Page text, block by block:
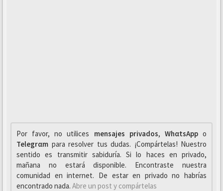
Por favor, no utilices mensajes privados, WhαtsAppo
Telegrαm para resolver tus dudas. ¡Compártelas! Nuestro
sentido es transmitir sabiduría. Si lo haces en privado,
mañana no estará disponible. Encontraste nuestra
comunidad en internet. De estar en privado no habrías
encontrado nada. Abre un post y compártelas